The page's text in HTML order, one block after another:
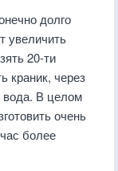
долго
увеличить
20-ти
краник, через
вода. В целом
очень
более